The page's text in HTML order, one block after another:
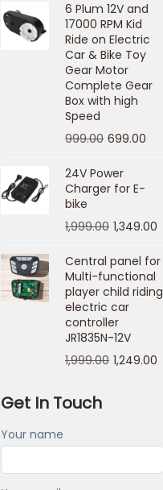
6 Plum 12V and
17000 RPM Kid
Ride on Electric
Car & Bike Toy
Gear Motor
Complete Gear
Box with high
Speed
999.00 699.00
24V Power
Charger for E-
bike
1,999.00 1,349.00
Central panel for
Multi-functional
player child riding
electric car
controller
JR1835N-12V
1,999.00 1,249.00
Get In Touch
Your name